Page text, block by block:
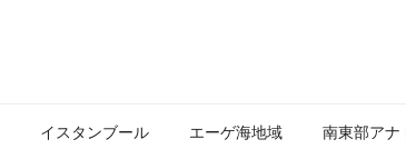
イスタンブール エーゲ海地域 南東部アナ